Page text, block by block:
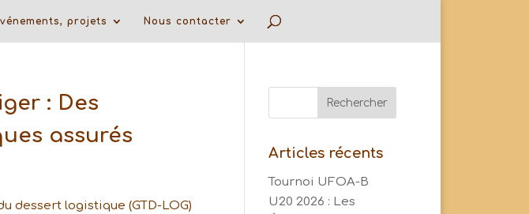
projets Nous contacter
: Des
assurés
dessert logistique (GTD-LOG)
Articles récents
Tournoi UFOA-B
U20 2026 : Les